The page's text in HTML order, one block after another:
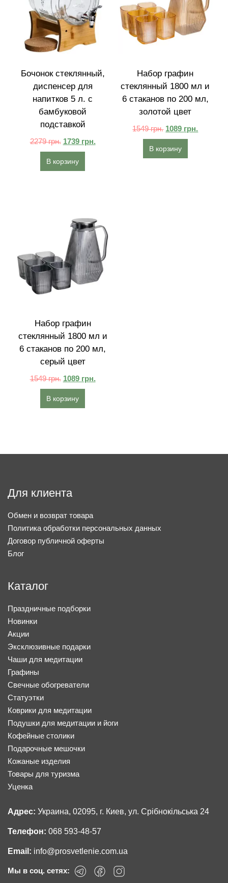
Бочонок стеклянный,
диспенсер для
напитков 5 л. с
бамбуковой
подставкой
2279грн. 1739 грн.
В корзину
Набор графин
стеклянный 1800 мл и
6 стаканов по 200 мл,
золотой цвет
1549грн. 1089 грн.
В корзину
Набор графин
стеклянный 1800 мл и
6 стаканов по 200 мл,
серый цвет
1549грн. 1089 грн.
В корзину
Для клиента
Обмен и возврат товара
Политика обработки персональных данных
Договор публичной оферты
Блог
Каталог
Праздничные подборки
Новинки
Акции
Эксклюзивные подарки
Чаши для медитации
Графины
Свечные обогреватели
Статуэтки
Коврики для медитации
Подушки для медитации и йоги
Кофейные столики
Подарочные мешочки
Кожаные изделия
Товары для туризма
Уценка
Адрес: Украина, 02095, г. Киев, ул. Срібнокільська 24
Телефон: 068 593-48-57
Email: info@prosvetlenie.com.ua
Мы в соц. сетях: